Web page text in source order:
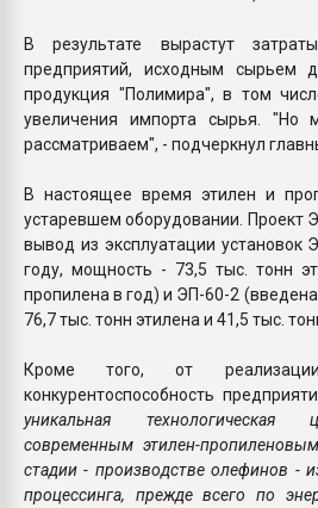
В результате вырастут
предприятий, исходным сырьем
продукция "Полимира", в том
увеличения импорта сырья. "Но
рассматриваем", - подчеркнул
В настоящее время этилен и
устаревшем оборудовании. Проект
вывод из эксплуатации установок
году, мощность - 73,5 тыс. тонн
пропилена в год) и ЭП-60-2
76,7 тыс. тонн этилена и 41,5 тыс.
Кроме того, от
конкурентоспособность
уникальная технологическая
современным этилен-
стадии - производстве олефинов -
процессинга, прежде всего по